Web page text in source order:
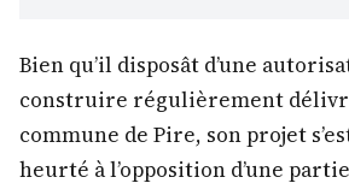
Bien qu’il disposât d’une
construire régulièrement
commune de Pire, son projet
heurté à l’opposition d’une